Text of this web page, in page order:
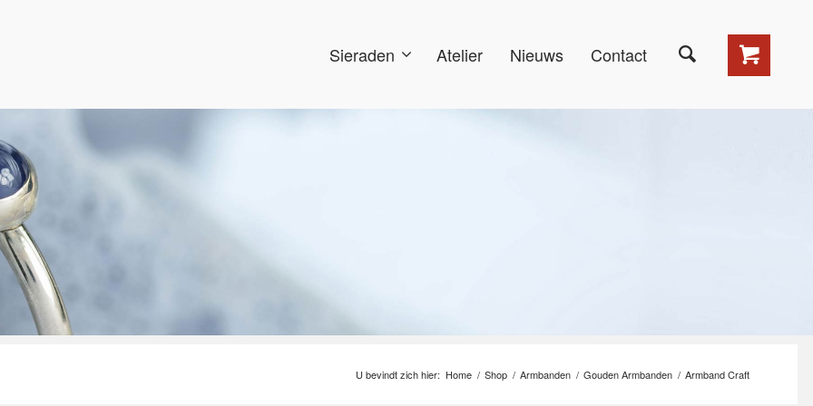
Sieraden Atelier Nieuws Contact
U bevindt zich hier: Home / Shop / Armbanden / Gouden Armbanden / Armband Craft